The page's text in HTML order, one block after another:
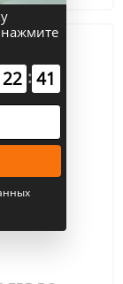
22 : 40